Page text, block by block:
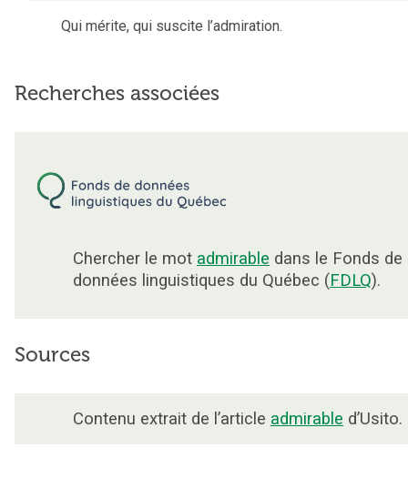
Qui mérite, qui suscite l’admiration.
Recherches associées
Chercher le mot admirable dans le Fonds de
données linguistiques du Québec (FDLQ).
Sources
Contenu extrait de l’article admirable d’Usito.